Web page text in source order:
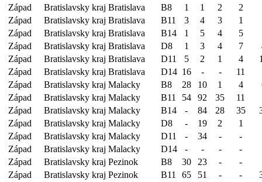
Západ
Bratislavsky kraj Bratislava B8 1 1 2 2
Západ
Bratislavsky kraj Bratislava B11 3 4 3 1
Západ
Bratislavsky kraj Bratislava B14 1 5 4 5
Západ
Bratislavsky kraj Bratislava D8 1 3 4 7
Západ
Bratislavsky kraj Bratislava D11 5 2 1 4
Západ
Bratislavsky kraj Bratislava D14 16 - -
11
Západ
Bratislavsky kraj Malacky B8 28 10 1 4
Západ
Bratislavsky kraj Malacky B11 54 92 35 11
Západ
Bratislavsky kraj Malacky B14 - 84 28 35
Západ
Bratislavsky kraj Malacky D8 - 19 2 1
Západ
Bratislavsky kraj Malacky D11 - 34 -
-
Západ
Bratislavsky kraj Malacky D14 - - -
-
Západ
Bratislavsky kraj Pezinok B8 30 23 -
-
Západ
Bratislavsky kraj Pezinok B11 65 51 - -